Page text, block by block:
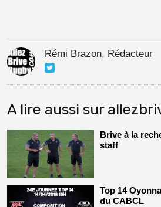
Rémi Brazon, Rédacteur
A lire aussi sur
Brive à la
staff
Top 14
du CABCL